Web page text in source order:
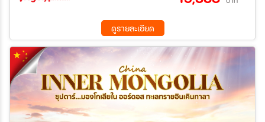
23 ต.ค. 69 - 28 ต.ค. 69
ดูรายละเอียด